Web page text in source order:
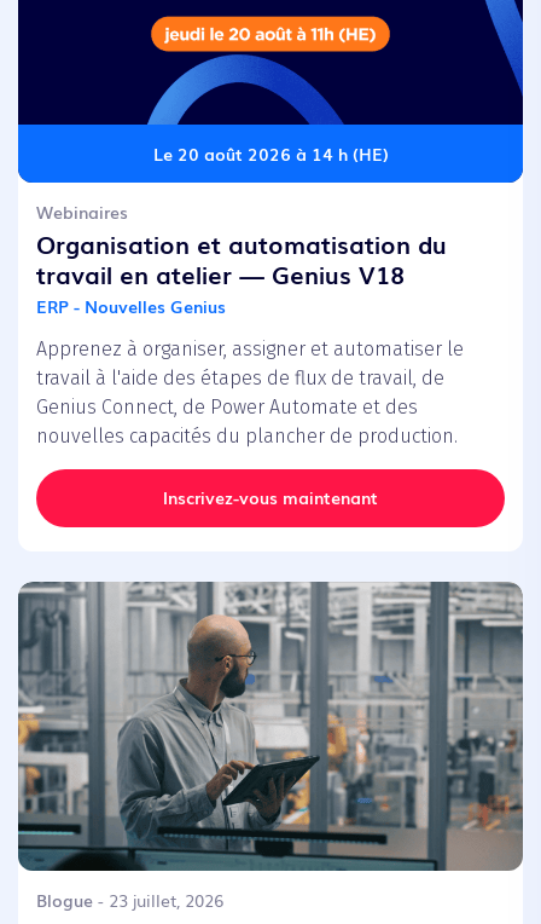
Le 20 août 2026 à 14 h (HE)
Webinaires
Organisation et automatisation du
travail en atelier — Genius V18
ERP - Nouvelles Genius
Apprenez à organiser, assigner et automatiser le
travail à l'aide des étapes de flux de travail, de
Genius Connect, de Power Automate et des
nouvelles capacités du plancher de production.
Inscrivez-vous maintenant
Blogue - 23 juillet, 2026